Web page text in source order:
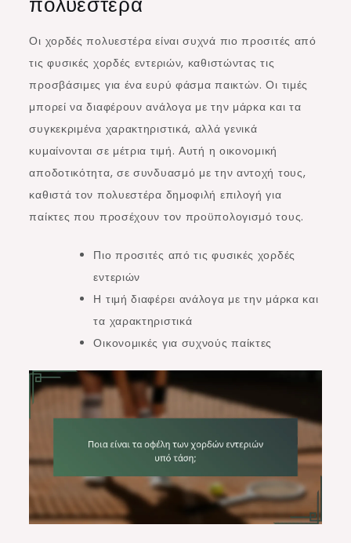
Οι χορδές πολυεστέρα είναι συχνά πιο προσιτές από
τις φυσικές χορδές εντεριών, καθιστώντας τις
προσβάσιμες για ένα ευρύ φάσμα παικτών. Οι τιμές
μπορεί να διαφέρουν ανάλογα με την μάρκα και τα
συγκεκριμένα χαρακτηριστικά, αλλά γενικά
κυμαίνονται σε μέτρια τιμή. Αυτή η οικονομική
αποδοτικότητα, σε συνδυασμό με την αντοχή τους,
καθιστά τον πολυεστέρα δημοφιλή επιλογή για
παίκτες που προσέχουν τον προϋπολογισμό τους.
Πιο προσιτές από τις φυσικές χορδές
εντεριών
Η τιμή διαφέρει ανάλογα με την μάρκα και
τα χαρακτηριστικά
Οικονομικές για συχνούς παίκτες